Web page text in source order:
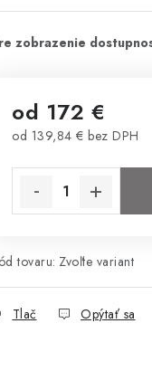
od 172 €
od 139,84 € bez DPH
tovaru: Zvoľte variant
Tlač Opýtať sa